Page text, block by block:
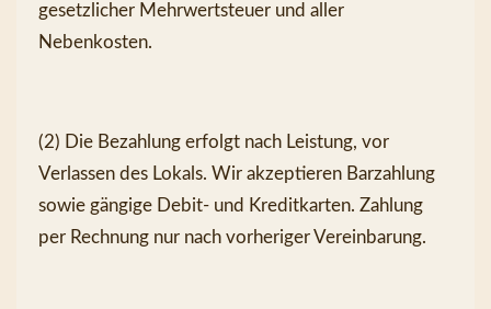
gesetzlicher Mehrwertsteuer und aller
Nebenkosten.
(2) Die Bezahlung erfolgt nach Leistung, vor
Verlassen des Lokals. Wir akzeptieren Barzahlung
sowie gängige Debit- und Kreditkarten. Zahlung
per Rechnung nur nach vorheriger Vereinbarung.